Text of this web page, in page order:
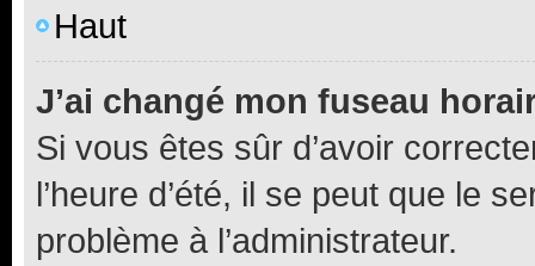
Haut
J’ai changé mon fuseau
Si vous êtes sûr d’avoir
l’heure d’été, il se peut que le
problème à l’administrateur.